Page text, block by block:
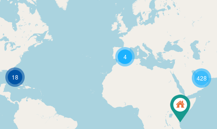
18
4
428